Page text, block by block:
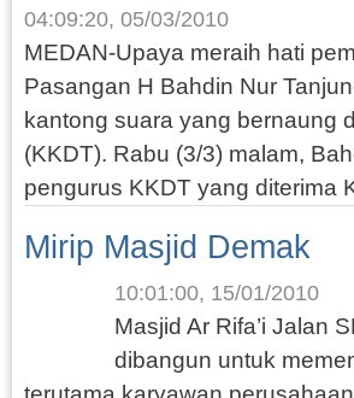
04:09:20, 05/03/2010
MEDAN-Upaya meraih hati
Pasangan H Bahdin Nur
kantong suara yang bernaung
(KKDT). Rabu (3/3) malam,
pengurus KKDT yang diterima
Mirip Masjid Demak
10:01:00, 15/01/2010
Masjid Ar Rifa’i Jalan
dibangun untuk